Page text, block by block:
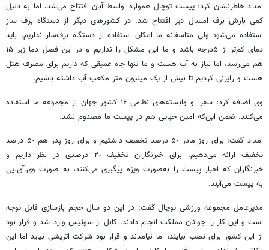
امداد خاطرنشان کرد: پیست توچال همواره اواسط آبان افتتاح می‌شد، اما به دلیل
کمی بارش برف امسال دیر افتتاح شد. در کشورهای دیگر از دستگاه برف ساز
استفاده می‌شود ولی متاسفانه ما امکان استفاده از دستگاه برف‌ساز نداریم. باید
دمای کم‌تر از ۵درجه باشد و ما این مشکل را نداریم و در این فصل دما زیر ۱۵
هم می‌رسد، اما نیاز به آب هست و ما تنها چاه عمیقی که داریم برای مصرف هتل
هست و رایزنی کردیم تا بیش از یک میلیون متر مکعب ‌آب داشته باشیم.
وی اضافه کرد: سفرا و وابسته‌های نظامی ١۶ کشور جهان از مجموعه ما استفاده
می‌کنند. ضمن این‌که امین حیایی هم در پیست ما مصدوم نشد.
امداد گفت: برای روز مادر ۵٠ درصد تخفیف داشتیم و برای روز پدر هم ۵٠ درصد
تخفیف ارائه می‌دهیم. برای خبرنگاران تخفیف ٢٠ درصدی در نظر داریم و
خبرنگاران که اخبار پیست را به‌صورت ویژه پیگیری می‌کنند، به صورت وی.آی.پی
به پیست می‌آیند.
مدیرعامل مجموعه ورزشی توچال گفت: در این دو سال حجم بازسازی قابل توجه
است و این کار را جوانان مملکت انجام دادند. کابل از سوئیس وارد شد و قرار بود
از این کشور برای نصب بیایند، اما نیامدند و قرار بود شرکت اتریشی بیاید اما این